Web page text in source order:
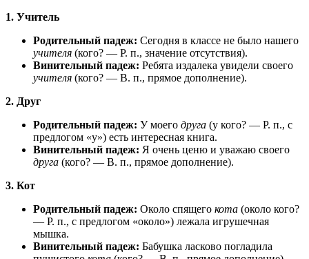
1. Учитель
Родительный падеж: Сегодня в классе не было нашего
учителя (кого? — Р. п., значение отсутствия).
Винительный падеж: Ребята издалека увидели своего
учителя (кого? — В. п., прямое дополнение).
2. Друг
Родительный падеж: У моего друга (у кого? — Р. п., с
предлогом «у») есть интересная книга.
Винительный падеж: Я очень ценю и уважаю своего
друга (кого? — В. п., прямое дополнение).
3. Кот
Родительный падеж: Около спящего кота (около кого?
— Р. п., с предлогом «около») лежала игрушечная
мышка.
Винительный падеж: Бабушка ласково погладила